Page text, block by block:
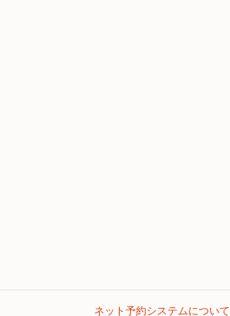
ネット予約システムについて